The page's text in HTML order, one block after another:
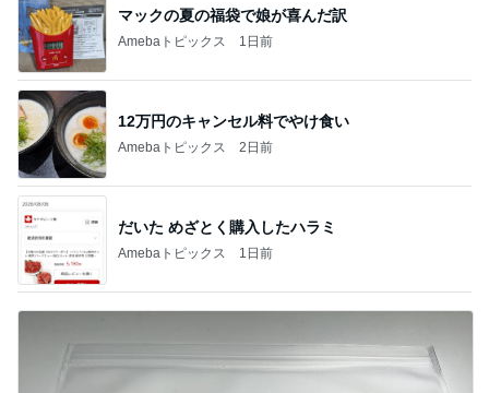
マックの夏の福袋で娘が喜んだ訳
Amebaトピックス 1日前
12万円のキャンセル料でやけ食い
Amebaトピックス 2日前
だいた めざとく購入したハラミ
Amebaトピックス 1日前